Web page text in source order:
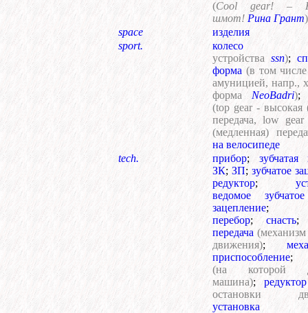
(Cool gear! –
шмот! Рина Грант)
space
изделия
sport.
колесо
устройства ssn);
форма (в том
амуницией, напр.,
форма NeoBadri)
(top gear - высокая
передача, low
(медленная)
на велосипеде
tech.
прибор; зубчатая
ЗК; ЗП; зубчатое
редуктор;
ведомое
зацепление;
перебор; снасть
передача (механизм
движения);
приспособление
(на которой
машина); редуктор
остановки
установка